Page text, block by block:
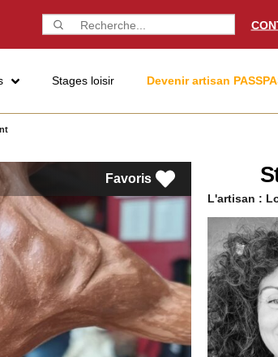
Stages loisir Devenir artisan
Favoris
L'artisan :